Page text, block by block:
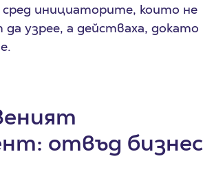
сред инициаторите, които не
да узрее, а действаха, докато
отвъд бизнес